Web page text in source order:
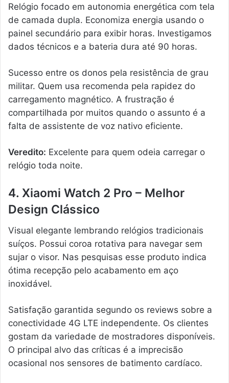
Relógio focado em autonomia energética com tela
de camada dupla. Economiza energia usando o
painel secundário para exibir horas. Investigamos
dados técnicos e a bateria dura até 90 horas.
Sucesso entre os donos pela resistência de grau
militar. Quem usa recomenda pela rapidez do
carregamento magnético. A frustração é
compartilhada por muitos quando o assunto é a
falta de assistente de voz nativo eficiente.
Veredito: Excelente para quem odeia carregar o
relógio toda noite.
4. Xiaomi Watch 2 Pro – Melhor
Design Clássico
Visual elegante lembrando relógios tradicionais
suíços. Possui coroa rotativa para navegar sem
sujar o visor. Nas pesquisas esse produto indica
ótima recepção pelo acabamento em aço
inoxidável.
Satisfação garantida segundo os reviews sobre a
conectividade 4G LTE independente. Os clientes
gostam da variedade de mostradores disponíveis.
O principal alvo das críticas é a imprecisão
ocasional nos sensores de batimento cardíaco.